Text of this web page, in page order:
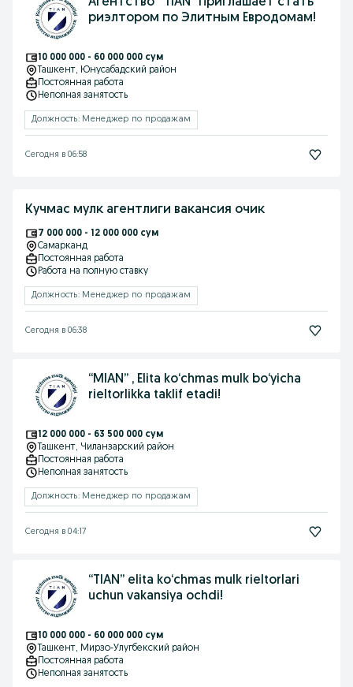
риэлтором по Элитным Евродомам!
10 000 000 - 60 000 000 сум
Ташкент, Юнусабадский район
Постоянная работа
Неполная занятость
Должность: Менеджер по продажам
Сегодня в 06:58
Кучмас мулк агентлиги вакансия очик
7 000 000 - 12 000 000 сум
Самарканд
Постоянная работа
Работа на полную ставку
Должность: Менеджер по продажам
Сегодня в 06:38
“MIAN” , Elita ko‘chmas mulk bo‘yicha
rieltorlikka taklif etadi!
12 000 000 - 63 500 000 сум
Ташкент, Чиланзарский район
Постоянная работа
Неполная занятость
Должность: Менеджер по продажам
Сегодня в 04:17
“TIAN” elita ko‘chmas mulk rieltorlari
uchun vakansiya ochdi!
10 000 000 - 60 000 000 сум
Ташкент, Мирзо-Улугбекский район
Постоянная работа
Неполная занятость